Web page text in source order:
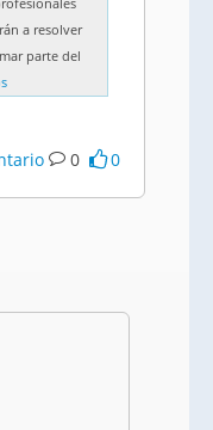
a resolver
parte del
0 0